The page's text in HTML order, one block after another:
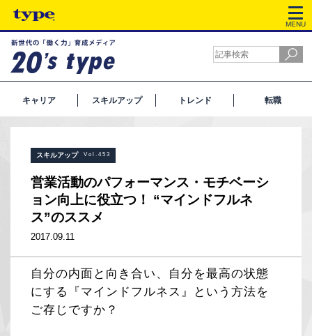
MENU
キャリア スキルアップ トレンド 転職
スキルアップ Vol.453
営業活動のパフォーマンス・モチベーシ
ョン向上に役立つ！ “マインドフルネ
ス”のススメ
2017.09.11
自分の内面と向き合い、自分を最高の状態
にする『マインドフルネス』という方法を
ご存じですか？